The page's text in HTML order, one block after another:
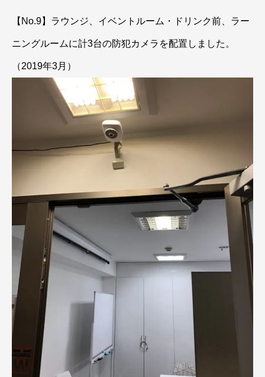
【No.9】ラウンジ、イベントルーム・ドリンク前、ラー
ニングルームに計3台の防犯カメラを配置しました。
（2019年3月）